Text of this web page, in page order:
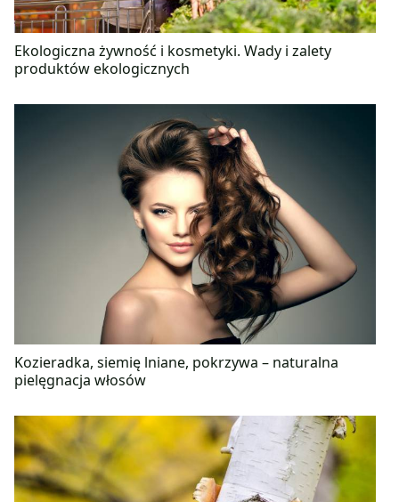
Ekologiczna żywność i kosmetyki. Wady i zalety
produktów ekologicznych
Kozieradka, siemię lniane, pokrzywa – naturalna
pielęgnacja włosów